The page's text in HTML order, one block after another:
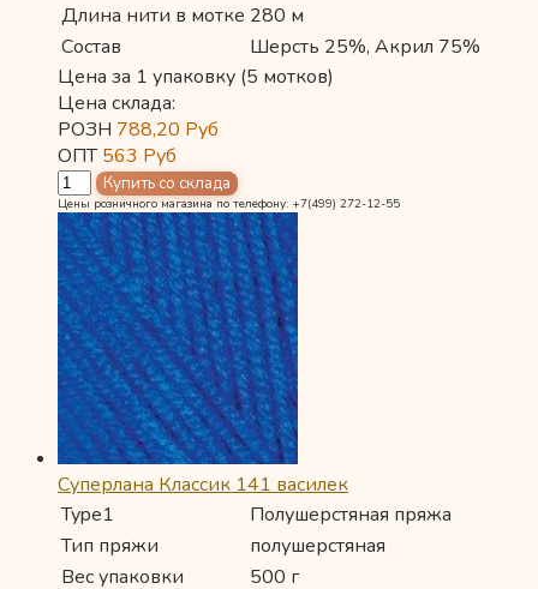
Длина нити в мотке 280 м
Состав
Шерсть 25%, Акрил 75%
Цена за 1 упаковку (5 мотков)
Цена склада:
РОЗН 788,20 Руб
ОПТ563 Руб
Цены розничного магазина по телефону: +7(499) 272-12-55
Суперлана Классик 141 василек
Type1
Полушерстяная пряжа
Тип пряжи
полушерстяная
Вес упаковки
500 г